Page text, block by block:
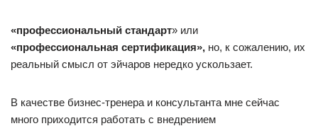
«профессиональный стандарт» или
«профессиональная сертификация», но, к сожалению, их
реальный смысл от эйчаров нередко ускользает.
В качестве бизнес-тренера и консультанта мне сейчас
много приходится работать с внедрением